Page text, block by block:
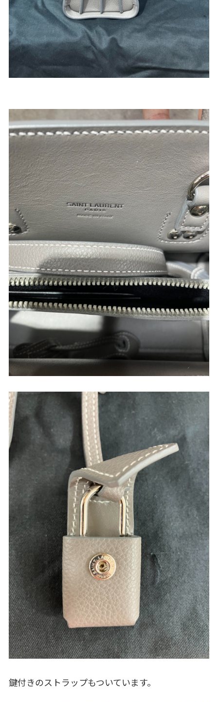
鍵付きのストラップもついています。